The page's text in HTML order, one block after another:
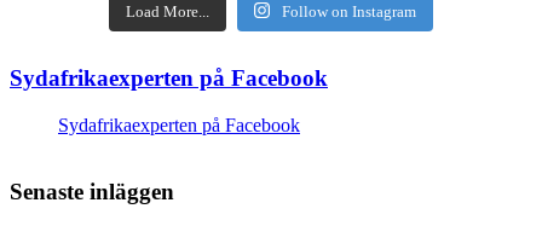
Load More... Follow on Instagram
Sydafrikaexperten på Facebook
Sydafrikaexperten på Facebook
Senaste inläggen